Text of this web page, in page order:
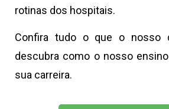
rotinas dos hospitais.
Confira tudo o que o nosso
descubra como o nosso
sua carreira.